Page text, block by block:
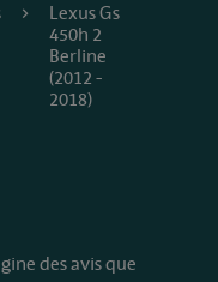
Lexus Gs
450h 2
Berline
(2012 -
2018)
des avis que